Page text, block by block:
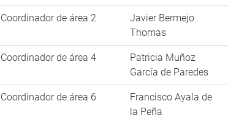
Coordinador de área 2
Javier Bermejo
Thomas
Coordinador de área 4
Patricia Muñoz
García de Paredes
Coordinador de área 6
Francisco Ayala de
la Peña